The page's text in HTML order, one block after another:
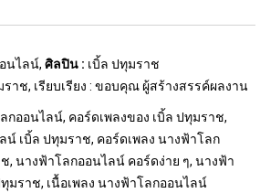
นไลน์, ศิลปิน : เบิ้ล ปทุมราช
ราช, เรียบเรียง : ขอบคุณ ผู้สร้างสรรค์ผลงาน
กออนไลน์, คอร์ดเพลงของ เบิ้ล ปทุมราช,
น์ เบิ้ล ปทุมราช, คอร์ดเพลง นางฟ้าโลก
, นางฟ้าโลกออนไลน์ คอร์ดง่าย ๆ, นางฟ้า
มราช, เนื้อเพลง นางฟ้าโลกออนไลน์